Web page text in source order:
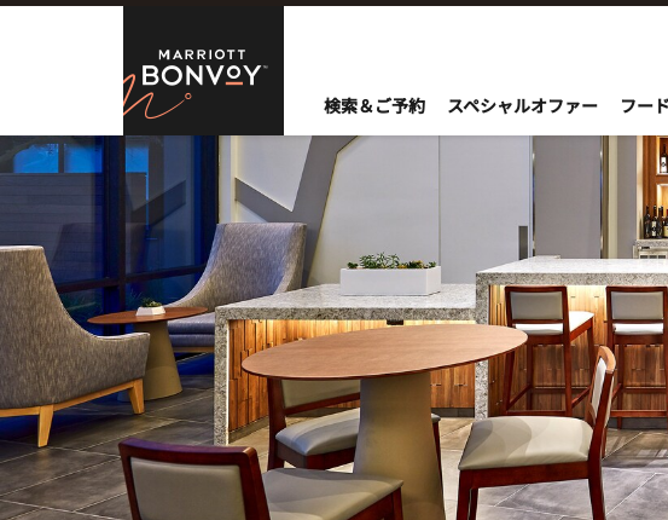
Skip to Content
Marriott Bonvoy
検索＆ご予約 スペシャルオファー フー